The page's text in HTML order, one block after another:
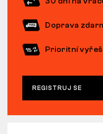
Doprava
Prioritní
REGISTRUJ SE